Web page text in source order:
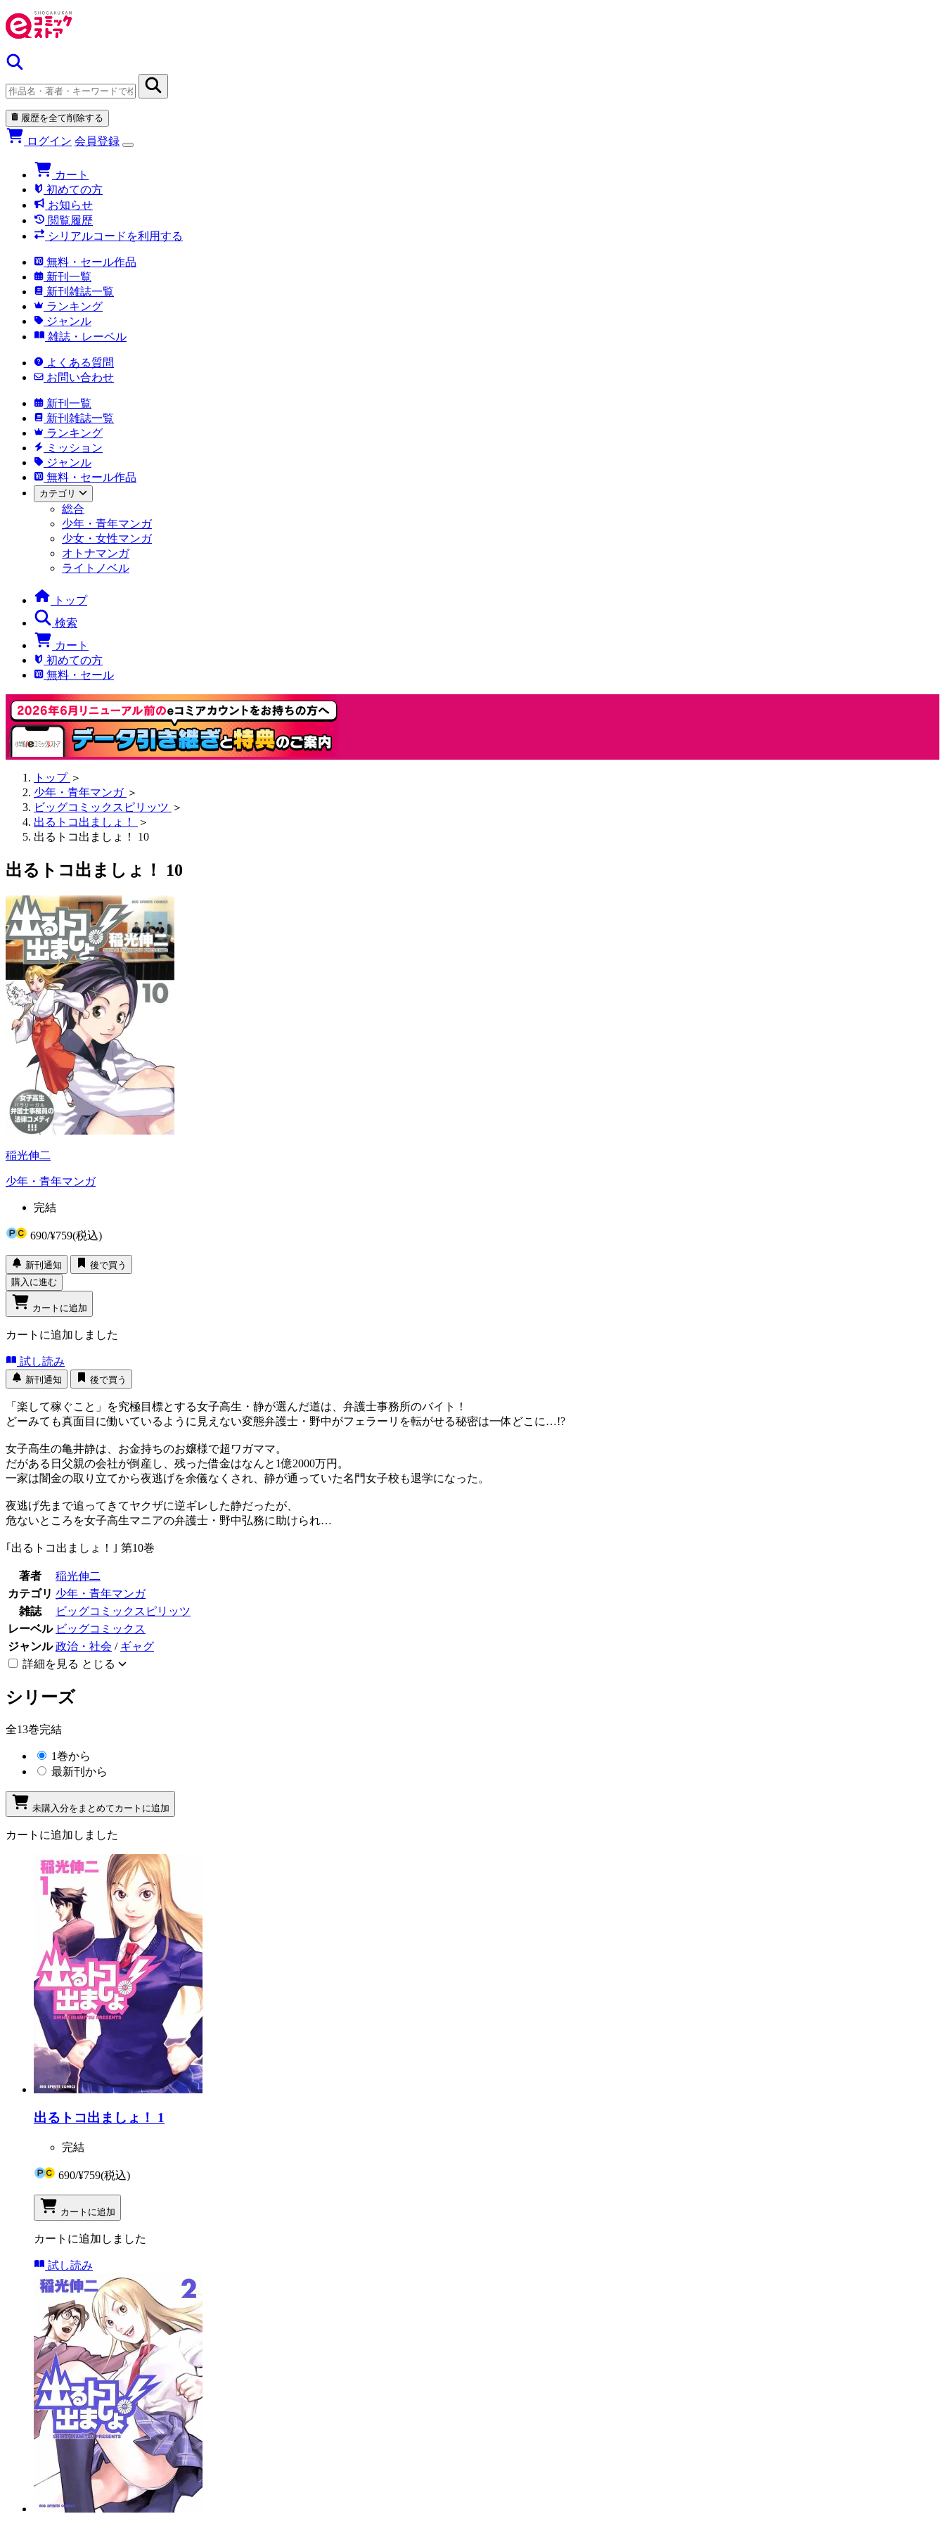
履歴を全て削除する
ログイン 会員登録
カート
初めての方
お知らせ
閲覧履歴
シリアルコードを利用する
無料・セール作品
新刊一覧
新刊雑誌一覧
ランキング
ジャンル
雑誌・レーベル
よくある質問
お問い合わせ
新刊一覧
新刊雑誌一覧
ランキング
ミッション
ジャンル
無料・セール作品
カテゴリ
総合
少年・青年マンガ
少女・女性マンガ
オトナマンガ
ライトノベル
トップ
検索
カート
初めての方
無料・セール
トップ ＞
少年・青年マンガ ＞
ビッグコミックスピリッツ ＞
出るトコ出ましょ！
＞
出るトコ出ましょ！ 10
出るトコ出ましょ！ 10
稲光伸二
少年・青年マンガ
完結
690/¥759(税込)
新刊通知
後で買う
購入に進む
カートに追加
カートに追加しました
試し読み
新刊通知 後で買う
「楽して稼ぐこと」を究極目標とする女子高生・静が選んだ道は、弁護士事務所のバイト！
どーみても真面目に働いているように見えない変態弁護士・野中がフェラーリを転がせる秘密は一体どこに…!?
女子高生の亀井静は、お金持ちのお嬢様で超ワガママ。
だがある日父親の会社が倒産し、残った借金はなんと1億2000万円。
一家は闇金の取り立てから夜逃げを余儀なくされ、静が通っていた名門女子校も退学になった。
夜逃げ先まで追ってきてヤクザに逆ギレした静だったが、
危ないところを女子高生マニアの弁護士・野中弘務に助けられ…
｢出るトコ出ましょ！｣ 第10巻
著者
稲光伸二
カテゴリ 少年・青年マンガ
雑誌
ビッグコミックスピリッツ
レーベル ビッグコミックス
ジャンル 政治・社会 / ギャグ
詳細を見る とじる
シリーズ
全13巻完結
1巻から
最新刊から
未購入分をまとめてカートに追加
カートに追加しました
出るトコ出ましょ！ 1
完結
690/¥759(税込)
カートに追加
カートに追加しました
試し読み